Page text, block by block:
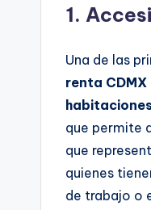
1.
Una de las
renta CDMX
que permite
que
quienes
de trabajo o